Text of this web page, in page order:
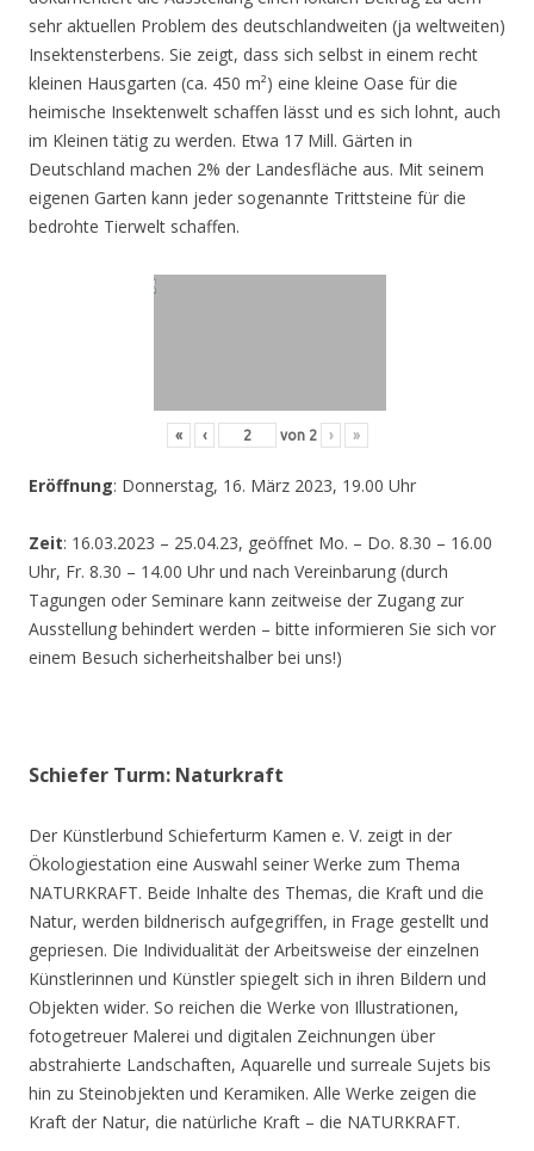
sehr aktuellen Problem des deutschlandweiten (ja weltweiten)
Insektensterbens. Sie zeigt, dass sich selbst in einem recht
kleinen Hausgarten (ca. 450 m²) eine kleine Oase für die
heimische Insektenwelt schaffen lässt und es sich lohnt, auch
im Kleinen tätig zu werden. Etwa 17 Mill. Gärten in
Deutschland machen 2% der Landesfläche aus. Mit seinem
eigenen Garten kann jeder sogenannte Trittsteine für die
bedrohte Tierwelt schaffen.
« ‹ von 2 › »
Eröffnung: Donnerstag, 16. März 2023, 19.00 Uhr
Zeit: 16.03.2023 – 25.04.23, geöffnet Mo. – Do. 8.30 – 16.00
Uhr, Fr. 8.30 – 14.00 Uhr und nach Vereinbarung (durch
Tagungen oder Seminare kann zeitweise der Zugang zur
Ausstellung behindert werden – bitte informieren Sie sich vor
einem Besuch sicherheitshalber bei uns!)
Schiefer Turm: Naturkraft
Der Künstlerbund Schieferturm Kamen e. V. zeigt in der
Ökologiestation eine Auswahl seiner Werke zum Thema
NATURKRAFT. Beide Inhalte des Themas, die Kraft und die
Natur, werden bildnerisch aufgegriffen, in Frage gestellt und
gepriesen. Die Individualität der Arbeitsweise der einzelnen
Künstlerinnen und Künstler spiegelt sich in ihren Bildern und
Objekten wider. So reichen die Werke von Illustrationen,
fotogetreuer Malerei und digitalen Zeichnungen über
abstrahierte Landschaften, Aquarelle und surreale Sujets bis
hin zu Steinobjekten und Keramiken. Alle Werke zeigen die
Kraft der Natur, die natürliche Kraft – die NATURKRAFT.